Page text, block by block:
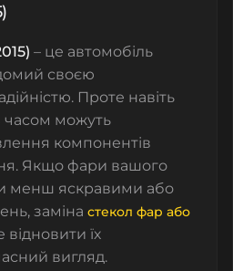
– це автомобіль
своєю
Проте навіть
часом можуть
компонентів
Якщо фари вашого
менш яскравими або
заміна стекол фар або
їх
вигляд.